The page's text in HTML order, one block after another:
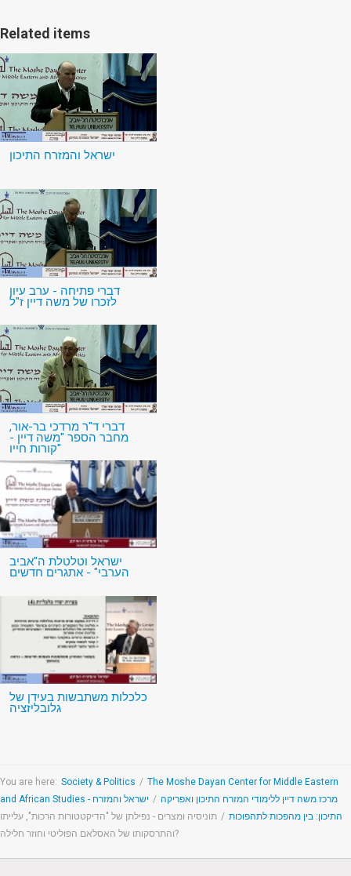
Related items
ישראל והמזרח התיכון
דברי פתיחה - ערב עיון
לזכרו של משה דיין ז"ל
דברי ד"ר מרדכי בר-אור,
מחבר הספר "משה דיין -
קורות חייו"
ישראל וטלטלת ה"אביב
הערבי" - אתגרים חדשים
כלכלות משתבשות בעידן של
גלובליזציה
You are here: Society & Politics / The Moshe Dayan Center for Middle Eastern
and African Studies - מרכז משה דיין ללימודי המזרח התיכון ואפריקה / ישראל והמזרח
התיכון: בין מהפכות לתהפוכות / תוניסיה ומצרים - נפילתן של "הדיקטטורות הרכות", עלייתו
והתרסקותו של האסלאם הפוליטי וחוזר חלילה?